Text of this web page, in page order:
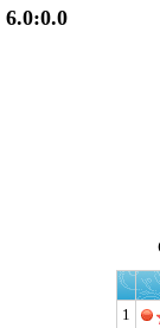
6.0:0.0
1